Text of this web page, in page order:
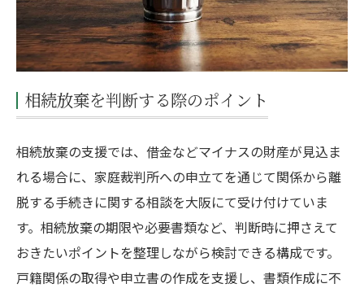
相続放棄を判断する際のポイント
相続放棄の支援では、借金などマイナスの財産が見込ま
れる場合に、家庭裁判所への申立てを通じて関係から離
脱する手続きに関する相談を大阪にて受け付けていま
す。相続放棄の期限や必要書類など、判断時に押さえて
おきたいポイントを整理しながら検討できる構成です。
戸籍関係の取得や申立書の作成を支援し、書類作成に不